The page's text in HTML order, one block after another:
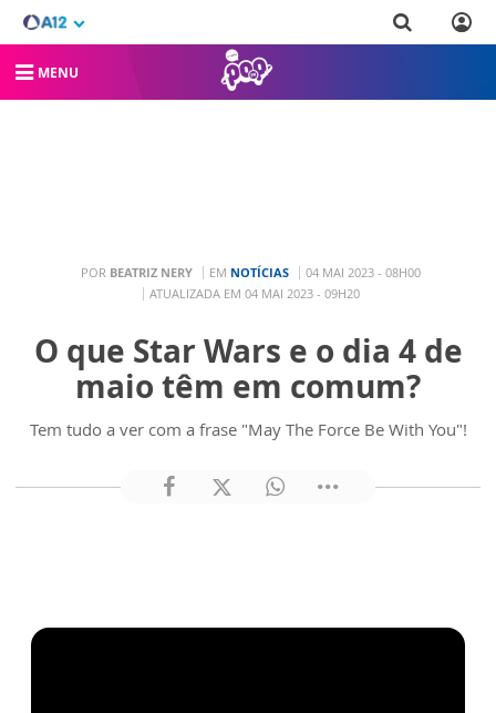
MENU
POR BEATRIZ NERY EM NOTÍCIAS
04 MAI 2023 - 08H00
ATUALIZADA EM 04 MAI 2023 - 09H20
O que Star Wars e o dia 4 de
maio têm em comum?
Tem tudo a ver com a frase "May The Force Be With You"!